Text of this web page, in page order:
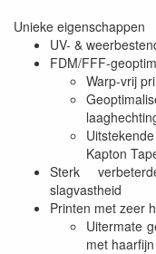
Unieke eigenschappen
UV- &
FDM/FFF-
Warp-vrij
Kapton
Sterk
slagvastheid
Printen met zeer
Uitermate
met